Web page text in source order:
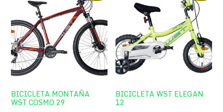
BICICLETA MONTAÑA
WST COSMO 29
BICICLETA WST ELEGAN
12